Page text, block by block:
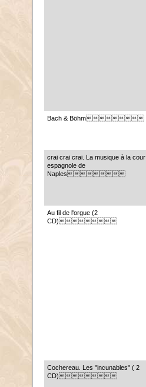
Bach & Böhm
crai crai crai. La musique à la cour
espagnole de
Naples
Au fil de l'orgue (2
CD)
Cochereau. Les "incunables" ( 2
CD)